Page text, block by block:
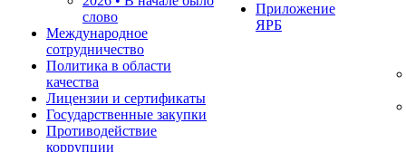
слово
Международное
сотрудничество
Политика в области
качества
Лицензии и сертификаты
Государственные закупки
Противодействие
коррупции
Приложение
ЯРБ